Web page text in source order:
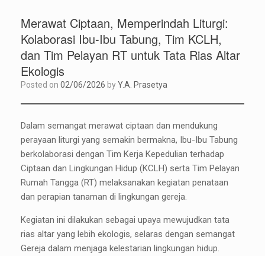
Merawat Ciptaan, Memperindah Liturgi:
Kolaborasi Ibu-Ibu Tabung, Tim KCLH,
dan Tim Pelayan RT untuk Tata Rias Altar
Ekologis
Posted on 02/06/2026 byY.A. Prasetya
Dalam semangat merawat ciptaan dan mendukung
perayaan liturgi yang semakin bermakna, Ibu-Ibu Tabung
berkolaborasi dengan Tim Kerja Kepedulian terhadap
Ciptaan dan Lingkungan Hidup (KCLH) serta Tim Pelayan
Rumah Tangga (RT) melaksanakan kegiatan penataan
dan perapian tanaman di lingkungan gereja.
Kegiatan ini dilakukan sebagai upaya mewujudkan tata
rias altar yang lebih ekologis, selaras dengan semangat
Gereja dalam menjaga kelestarian lingkungan hidup.